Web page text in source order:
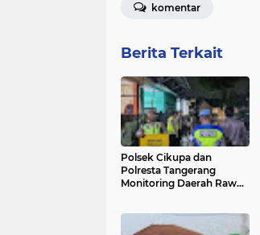
komentar
Berita Terkait
Polsek Cikupa dan
Polresta Tangerang
Monitoring Daerah Rawan